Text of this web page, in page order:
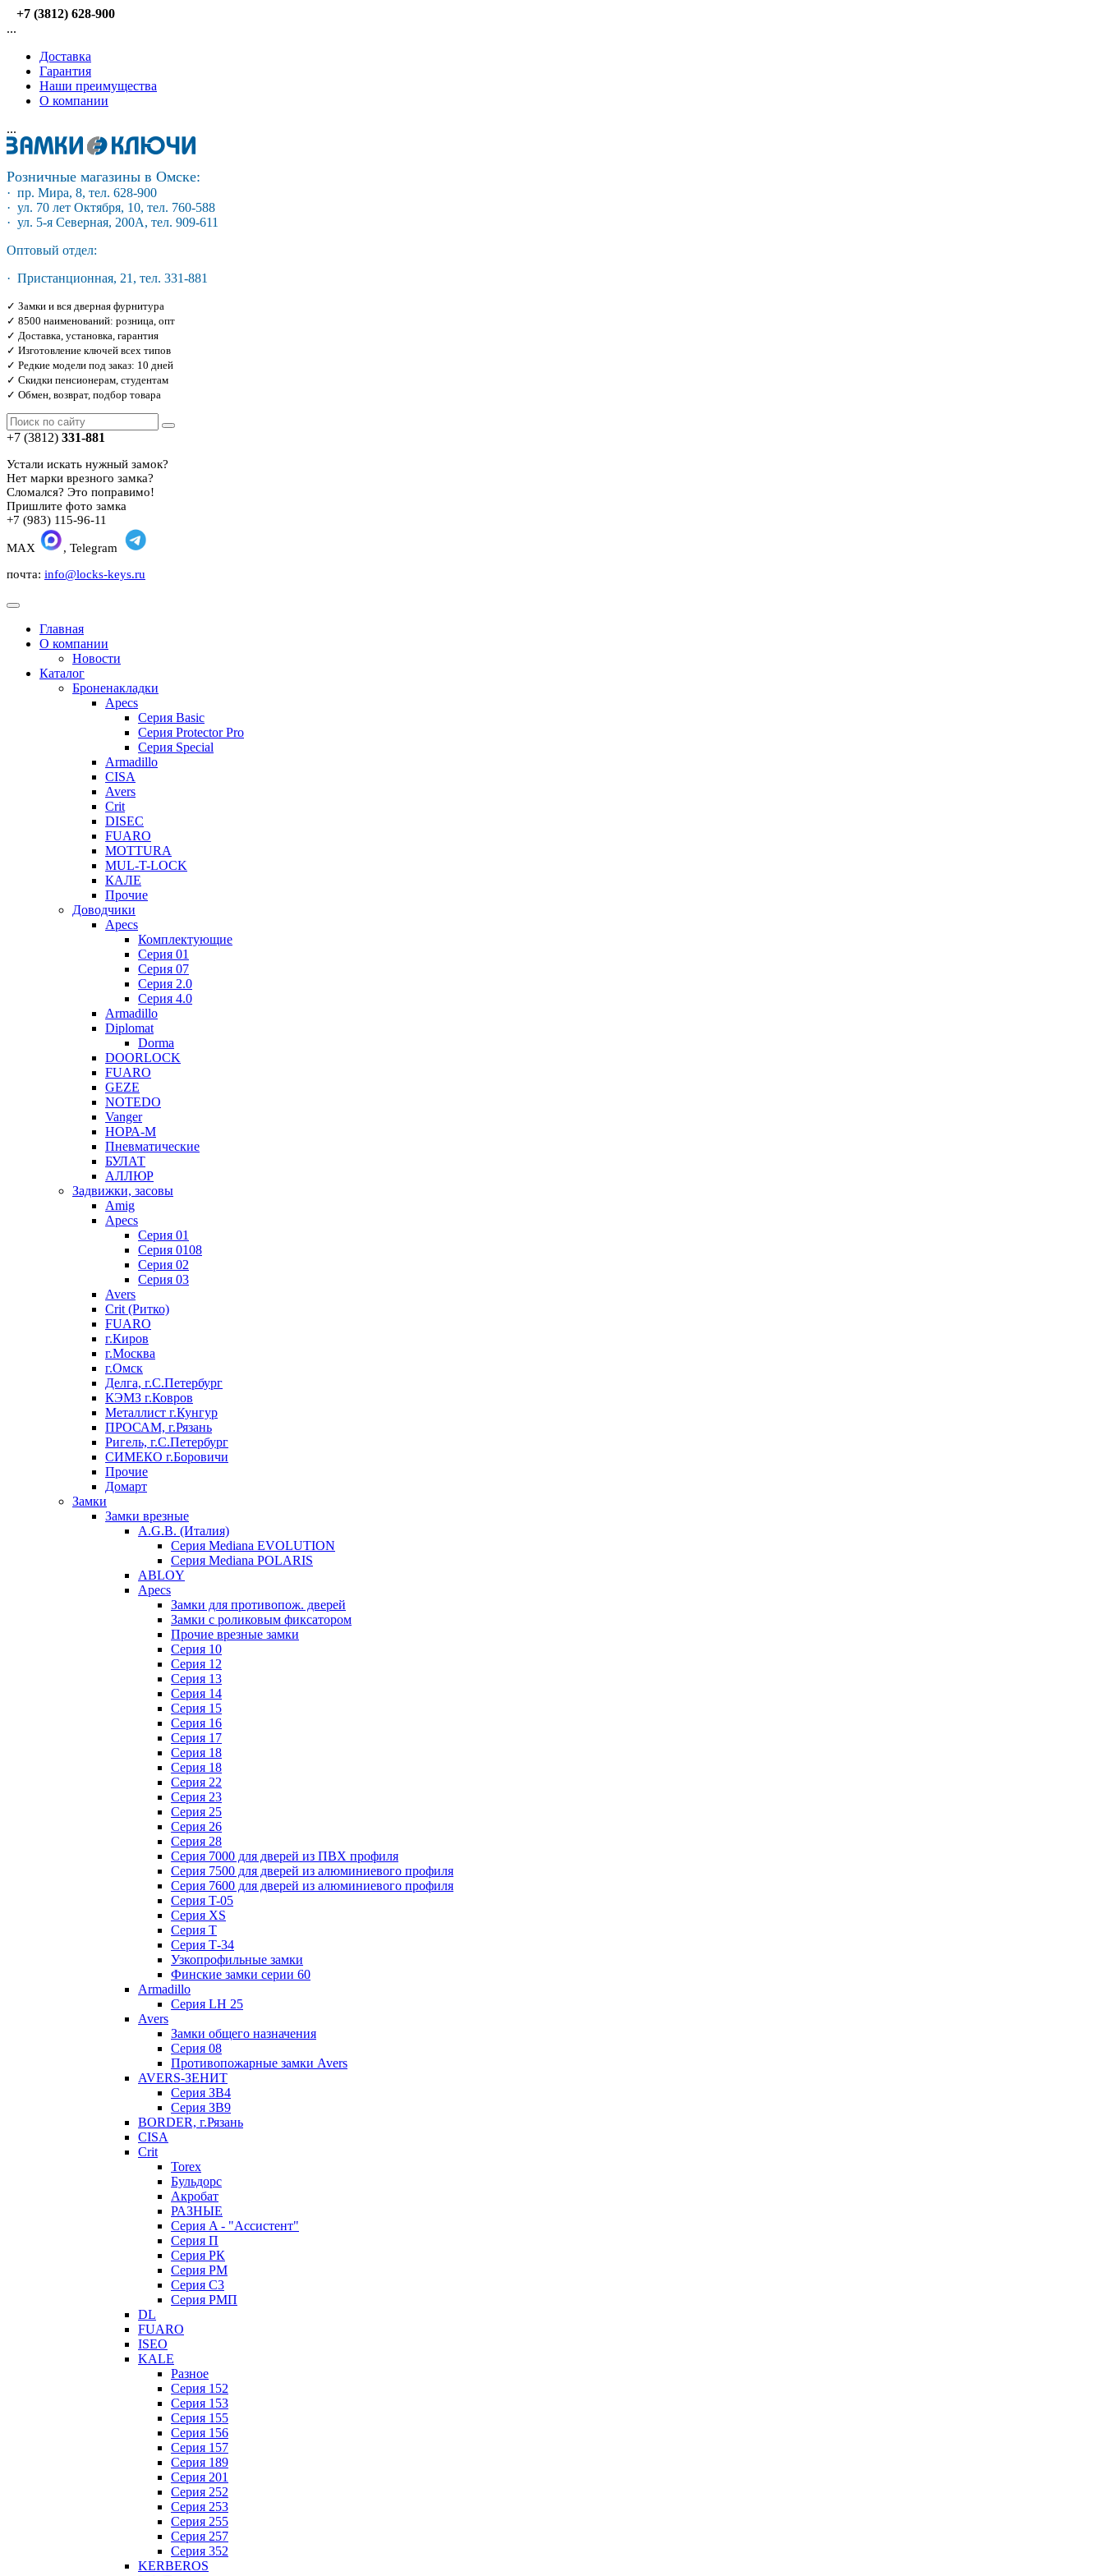
+7 (3812) 628-900
...
Доставка
Гарантия
Наши преимущества
О компании
...
Розничные магазины в Омске:
· пр. Мира, 8, тел. 628-900
· ул. 70 лет Октября, 10, тел. 760-588
· ул. 5-я Северная, 200А, тел. 909-611
Оптовый отдел:
· Пристанционная, 21, тел. 331-881
✓ Замки и вся дверная фурнитура
✓ 8500 наименований: розница, опт
✓ Доставка, установка, гарантия
✓ Изготовление ключей всех типов
✓ Редкие модели под заказ: 10 дней
✓ Скидки пенсионерам, студентам
✓ Обмен, возврат, подбор товара
+7 (3812) 331-881
Устали искать нужный замок?
Нет марки врезного замка?
Сломался? Это поправимо!
Пришлите фото замка
+7 (983) 115-96-11
MAX
, Telegram
почта: info@locks-keys.ru
Главная
О компании
Новости
Каталог
Броненакладки
Apecs
Серия Basic
Серия Protector Pro
Серия Special
Armadillo
CISA
Avers
Crit
DISEC
FUARO
MOTTURA
MUL-T-LOCK
КАЛЕ
Прочие
Доводчики
Apecs
Комплектующие
Серия 01
Серия 07
Серия 2.0
Серия 4.0
Armadillo
Diplomat
Dorma
DOORLOCK
FUARO
GEZE
NOTEDO
Vanger
НОРА-М
Пневматические
БУЛАТ
АЛЛЮР
Задвижки, засовы
Amig
Apecs
Серия 01
Серия 0108
Серия 02
Серия 03
Avers
Crit (Ритко)
FUARO
г.Киров
г.Москва
г.Омск
Делга, г.С.Петербург
КЭМЗ г.Ковров
Металлист г.Кунгур
ПРОСАМ, г.Рязань
Ригель, г.С.Петербург
СИМЕКО г.Боровичи
Прочие
Домарт
Замки
Замки врезные
A.G.B. (Италия)
Серия Mediana EVOLUTION
Серия Mediana POLARIS
ABLOY
Apecs
Замки для противопож. дверей
Замки с роликовым фиксатором
Прочие врезные замки
Серия 10
Серия 12
Серия 13
Серия 14
Серия 15
Серия 16
Серия 17
Серия 18
Серия 18
Серия 22
Серия 23
Серия 25
Серия 26
Серия 28
Серия 7000 для дверей из ПВХ профиля
Серия 7500 для дверей из алюминиевого профиля
Серия 7600 для дверей из алюминиевого профиля
Серия T-05
Серия XS
Серия Т
Серия Т-34
Узкопрофильные замки
Финские замки серии 60
Armadillo
Серия LH 25
Avers
Замки общего назначения
Серия 08
Противопожарные замки Avers
AVERS-ЗЕНИТ
Серия ЗВ4
Серия ЗВ9
BORDER, г.Рязань
CISA
Crit
Torex
Бульдорс
Акробат
РАЗНЫЕ
Серия A - "Ассистент"
Серия П
Серия РК
Серия РМ
Серия С3
Серия РМП
DL
FUARO
ISEO
KALE
Разное
Серия 152
Серия 153
Серия 155
Серия 156
Серия 157
Серия 189
Серия 201
Серия 252
Серия 253
Серия 255
Серия 257
Серия 352
KERBEROS